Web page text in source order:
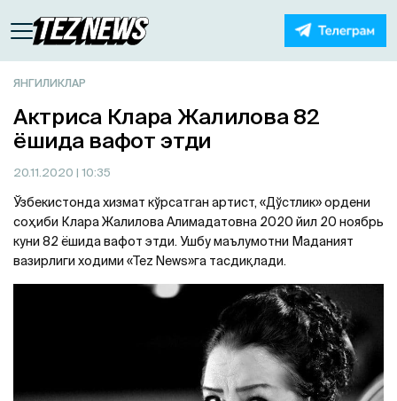
ЯНГИЛИКЛАР
Актриса Клара Жалилова 82
ёшида вафот этди
20.11.2020 | 10:35
Ўзбекистонда хизмат кўрсатган артист, «Дўстлик» ордени
соҳиби Клара Жалилова Алимадатовна 2020 йил 20 ноябрь
куни 82 ёшида вафот этди. Ушбу маълумотни Маданият
вазирлиги ходими «Tez News»га тасдиқлади.